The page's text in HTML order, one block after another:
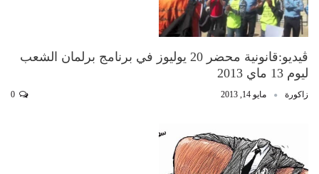
ڤيديو:قانونية محضر 20 يوليوز في برنامج برلمان الشعب
ليوم 13 ماي 2013
زاكورة مايو 14, 2013